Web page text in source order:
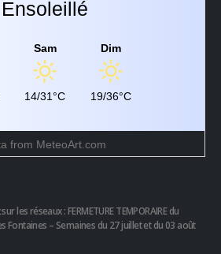
Ensoleillé
Sam
14/31°C
Dim
19/36°C
from MeteoArt.com
les réseaux : FERMETURE TEMPORAIRE du
Fontaines – Semaines du 27 juillet et du 03 août